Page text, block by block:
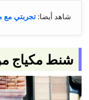
شاهد أيضا:تجربتي مع
شنط مكياج